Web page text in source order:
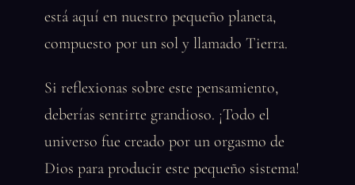
está aquí en nuestro pequeño planeta,
compuesto por un sol y llamado Tierra.
Si reflexionas sobre este pensamiento,
deberías sentirte grandioso. ¡Todo el
universo fue creado por un orgasmo de
Dios para producir este pequeño sistema!